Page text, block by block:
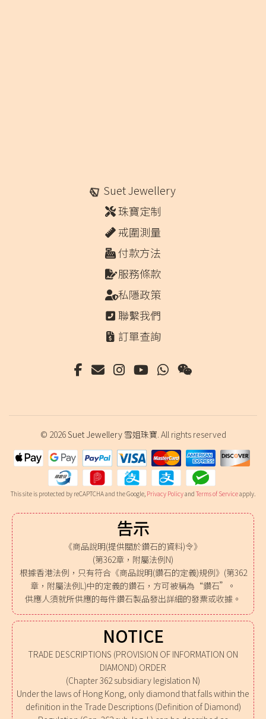
Suet Jewellery
珠寶定制
戒圍測量
付款方法
服務條款
私隱政策
聯繫我們
訂單查詢
© 2026Suet Jewellery 雪姐珠寶. All rights reserved
This site is protected by reCAPTCHA and the Google, Privacy Policyand Terms of Serviceapply.
告示
《商品說明(提供關於鑽石的資料)令》
(第362章，附屬法例N)
根據香港法例，只有符合《商品說明(鑽石的定義)規例》(第362
章，附屬法例L)中的定義的鑽石，方可被稱為“鑽石”。
供應人須就所供應的每件鑽石製品發出詳細的發票或收據。
NOTICE
TRADE DESCRIPTIONS (PROVISION OF INFORMATION ON
DIAMOND) ORDER
(Chapter 362 subsidiary legislation N)
Under the laws of Hong Kong, only diamond that falls within the
definition in the Trade Descriptions (Definition of Diamond)